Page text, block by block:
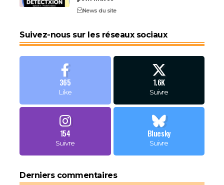
News du site
Suivez-nous sur les réseaux sociaux
365
Like
1.6K
Suivre
154
Suivre
Bluesky
Suivre
Derniers commentaires